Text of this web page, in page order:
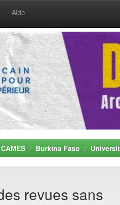
Aide
Burkina Faso
revues sans